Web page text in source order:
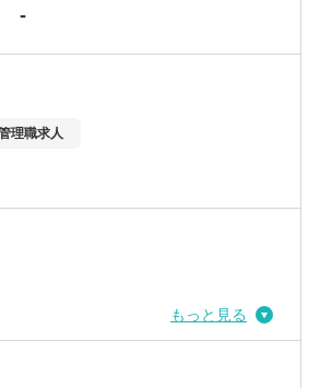
-
理職求人
もっと見る